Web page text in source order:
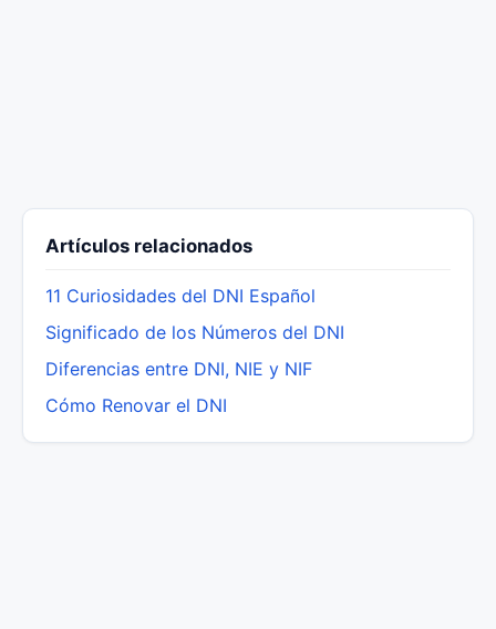
Artículos relacionados
11 Curiosidades del DNI Español
Significado de los Números del DNI
Diferencias entre DNI, NIE y NIF
Cómo Renovar el DNI